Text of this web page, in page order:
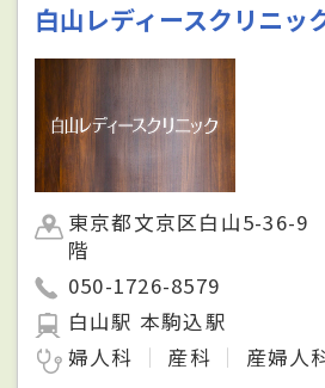
白山レディースクリニッ
東京都文京区白山5-36-9
階
050-1726-8579
白山駅 本駒込駅
婦人科
産科 産婦人